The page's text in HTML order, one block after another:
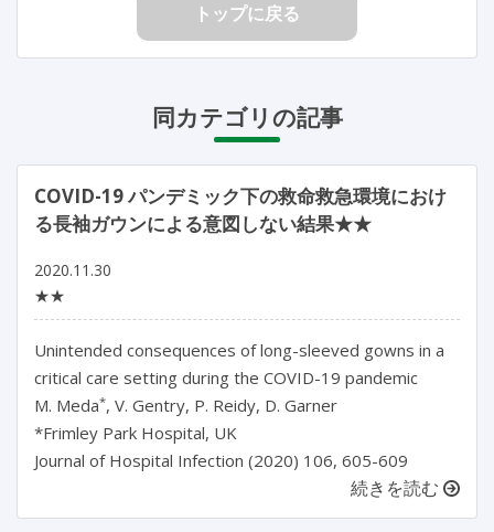
トップに戻る
同カテゴリの記事
COVID-19 パンデミック下の救命救急環境におけ
る長袖ガウンによる意図しない結果★★
2020.11.30
★★
Unintended consequences of long-sleeved gowns in a
critical care setting during the COVID-19 pandemic
M. Meda*, V. Gentry, P. Reidy, D. Garner
*Frimley Park Hospital, UK
Journal of Hospital Infection (2020) 106, 605-609
続きを読む